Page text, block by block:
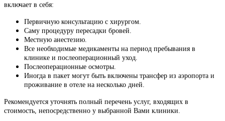
включает в себя:
Первичную консультацию с хирургом.
Саму процедуру пересадки бровей.
Местную анестезию.
Все необходимые медикаменты на период пребывания в
клинике и послеоперационный уход.
Послеоперационные осмотры.
Иногда в пакет могут быть включены трансфер из аэропорта и
проживание в отеле на несколько дней.
Рекомендуется уточнять полный перечень услуг, входящих в
стоимость, непосредственно у выбранной Вами клиники.